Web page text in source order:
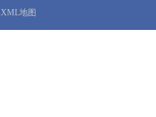
XML地图